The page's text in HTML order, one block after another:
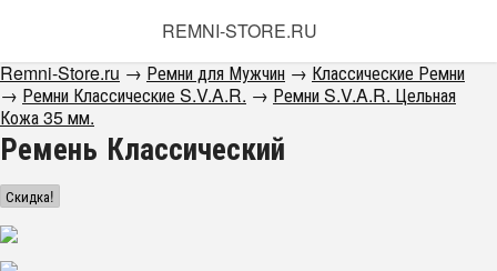
REMNI-STORE.RU
Remni-Store.ru → Ремни для Мужчин → Классические Ремни
→ Ремни Классические S.V.A.R. → Ремни S.V.A.R. Цельная
Кожа 35 мм.
Ремень Классический
Скидка!